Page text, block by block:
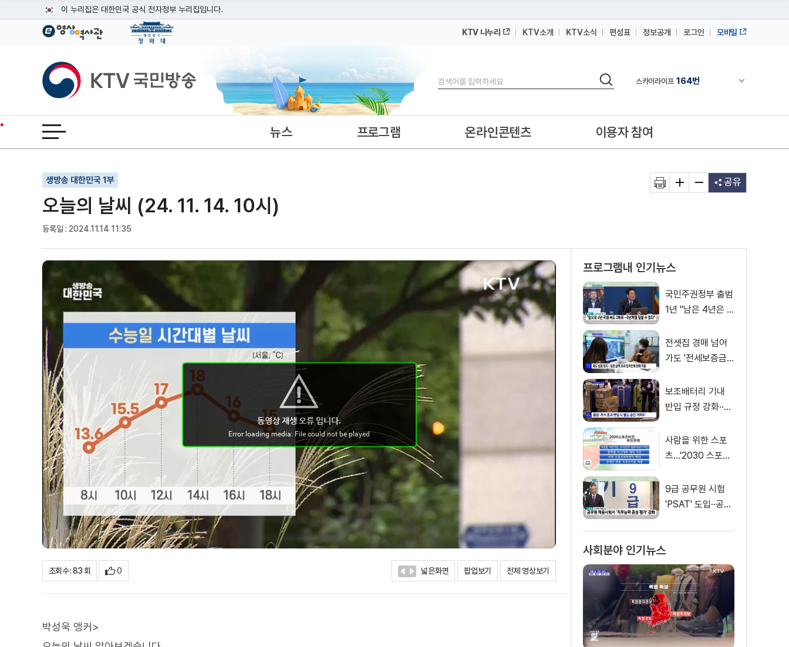
이 누리집은 대한민국 공식 전자정부 누리집입니다.
공식 누리집 주소 확인하기
이밖에 or.kr 또는 .kr등 다른 도메인 주소를 사용하고 있다면 아래 URL에서 도메인 주소를 확인해 보세요
운영중인 공식 누리집보기
KTV 나누리 KTV소개 KTV소식 편성표 정보공개 로그인 모바일
KTV국민방송
검색
검색 채널안내 펼쳐
IPTV(KT, SKB, LGU+)
IPTV(KT, SKB, LGU+)
전체메뉴 열기 뉴스 프로그램 온라인콘텐츠 이용자 참여
생방송 대한민국 1부
오늘의 날씨 (24. 11. 14. 10시)
등록일 : 2024.11.14 11:35
기사인쇄
글자확대
글자축소 공유
조회수 : 83 회 0 넓은화면 팝업보기 전체 영상보기
박성욱 앵커>
프로그램내 인기뉴스
국민주권정부 출범
1년 "남은 4년은 8
전셋집 경매 넘어
가도 '전세보증금'
보조배터리 기내
반입 규정 강화··
사람을 위한 스포
츠…'2030 스포츠
9급 공무원 시험
'PSAT' 도입··공정
사회분야 인기뉴스